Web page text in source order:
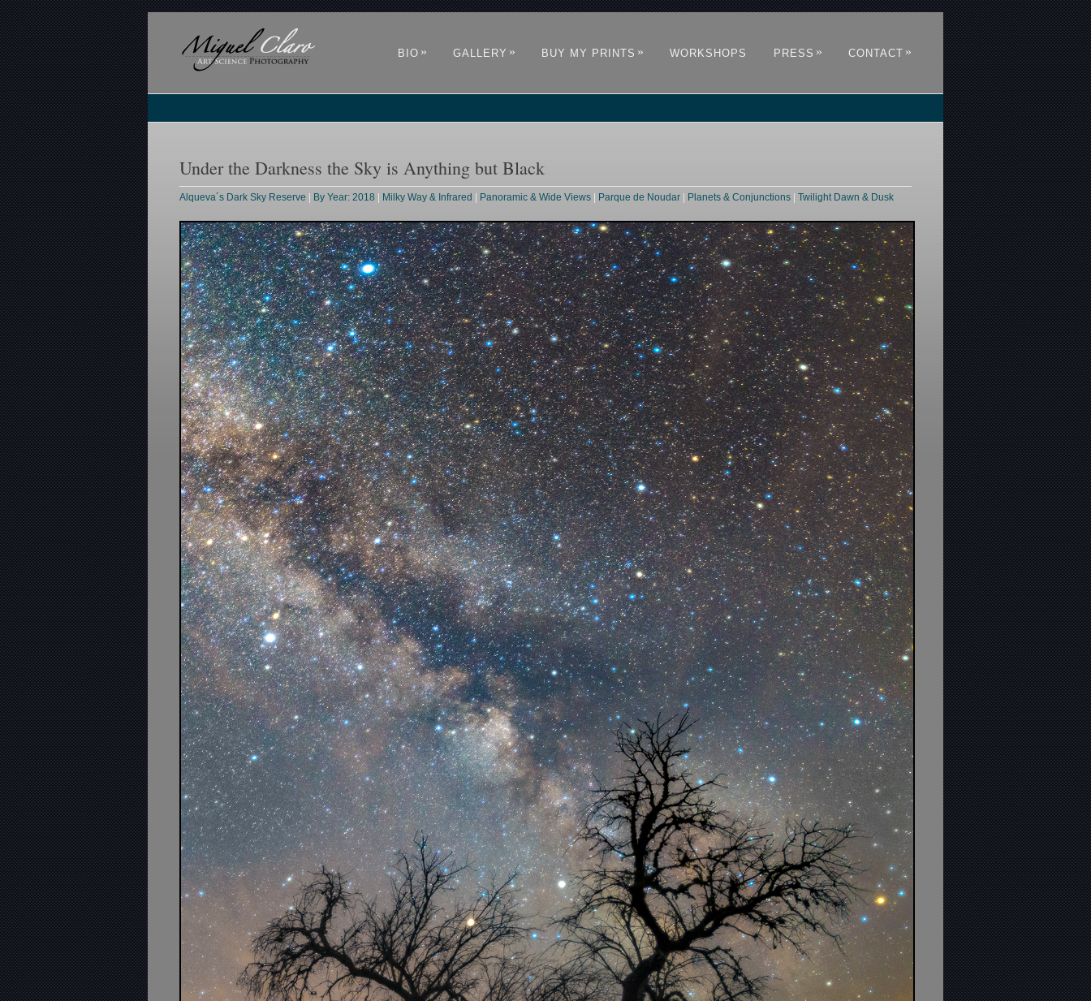
BIO » GALLERY » BUY MY PRINTS » WORKSHOPS PRESS » CONTACT »
Under the Darkness the Sky is Anything but Black
Alqueva´s Dark Sky Reserve By Year: 2018 Milky Way & Infrared Panoramic & Wide Views Parque de Noudar Planets & Conjunctions |Twilight Dawn & Dusk